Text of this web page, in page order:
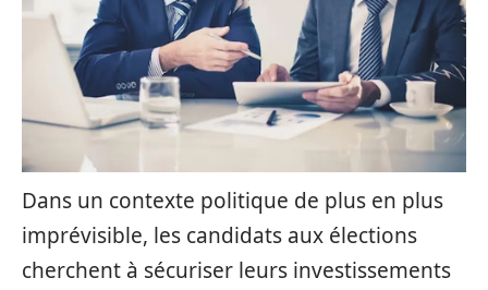
Dans un contexte politique de plus en plus
imprévisible, les candidats aux élections
cherchent à sécuriser leurs investissements